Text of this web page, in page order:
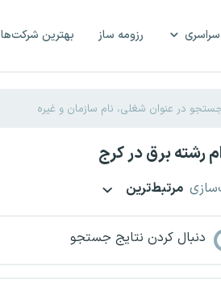
رزومه ساز بهترین شرکت‌ها
رشته برق در کرج
مرتبط‌ترین
دنبال کردن نتایج جستجو